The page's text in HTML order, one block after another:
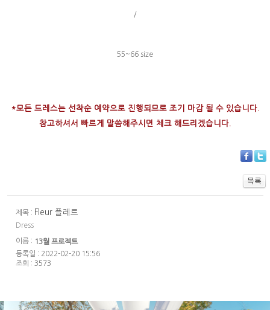
/
55~66 size
*모든 드레스는 선착순 예약으로 진행되므로 조기 마감 될 수 있습니다.
참고하셔서 빠르게 말씀해주시면 체크 해드리겠습니다.
제목 : Fleur 플레르
Dress
이름 : 13월 프로젝트
등록일 : 2022-02-20 15:56
조회 : 3573